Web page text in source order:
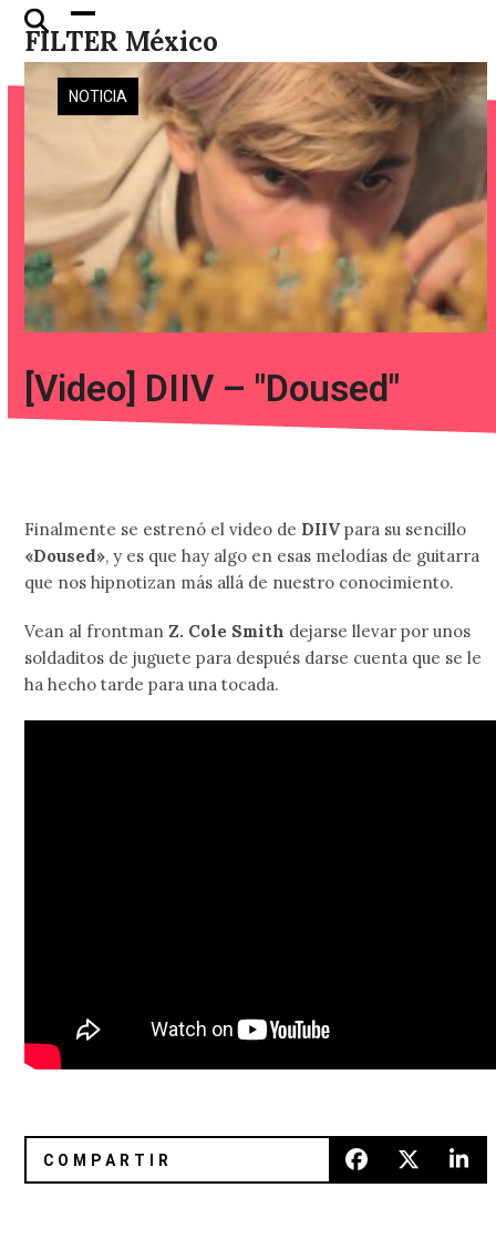
Skip
content
FILTER México
Open
mobile
menu
Close
mobile
menu
NOTICIA
[Video] DIIV – "Doused"
Finalmente se estrenó el video de DIIV para su sencillo
«Doused», y es que hay algo en esas melodías de guitarra
que nos hipnotizan más allá de nuestro conocimiento.
Vean al frontman Z. Cole Smith dejarse llevar por unos
soldaditos de juguete para después darse cuenta que se le
ha hecho tarde para una tocada.